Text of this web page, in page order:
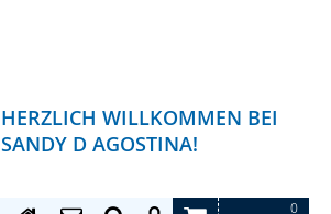
HERZLICH WILLKOMMEN BEI
SANDY D AGOSTINA!
0